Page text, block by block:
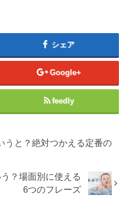
シェア
Google+
feedly
うと？絶対つかえる定番の
？場面別に使える
6つのフレーズ